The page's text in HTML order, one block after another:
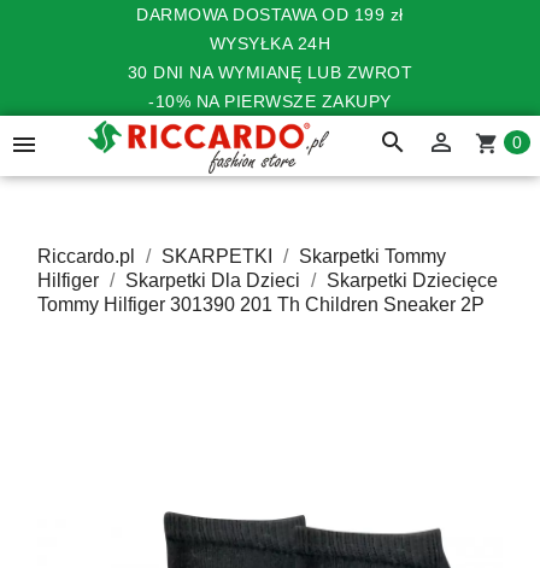
DARMOWA DOSTAWA OD 199 zł
WYSYŁKA 24H
30 DNI NA WYMIANĘ LUB ZWROT
-10% NA PIERWSZE ZAKUPY
 search  shopping_cart 0
Riccardo.pl SKARPETKI
Skarpetki Tommy
Hilfiger
Skarpetki Dla Dzieci
Skarpetki Dziecięce
Tommy Hilfiger 301390 201 Th Children Sneaker 2P